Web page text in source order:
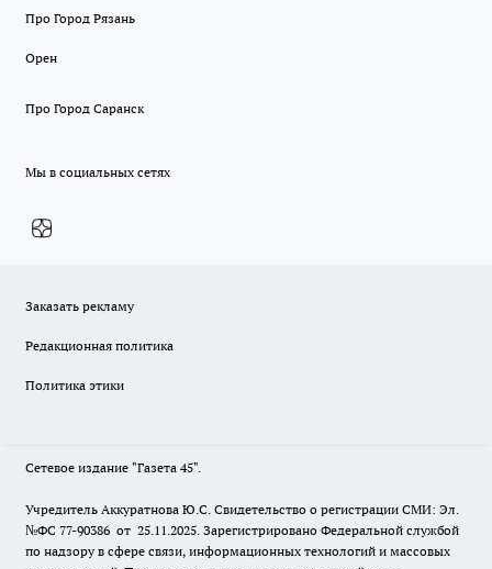
Про Город Рязань
Орен
Про Город Саранск
Мы в социальных сетях
Заказать рекламу
Редакционная политика
Политика этики
Сетевое издание "Газета 45".
Учредитель Аккуратнова Ю.С. Свидетельство о регистрации СМИ: Эл.
№ФС 77-90386 от 25.11.2025. Зарегистрировано Федеральной службой
по надзору в сфере связи, информационных технологий и массовых